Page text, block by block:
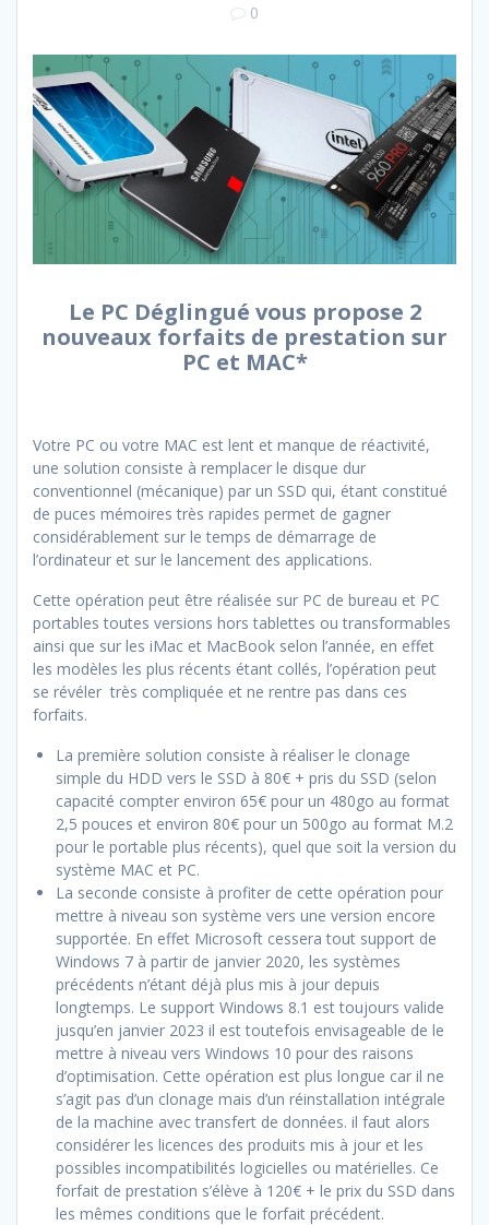
0
Le PC Déglingué vous propose 2
nouveaux forfaits de prestation sur
PC et MAC*
Votre PC ou votre MAC est lent et manque de réactivité,
une solution consiste à remplacer le disque dur
conventionnel (mécanique) par un SSD qui, étant constitué
de puces mémoires très rapides permet de gagner
considérablement sur le temps de démarrage de
l’ordinateur et sur le lancement des applications.
Cette opération peut être réalisée sur PC de bureau et PC
portables toutes versions hors tablettes ou transformables
ainsi que sur les iMac et MacBook selon l’année, en effet
les modèles les plus récents étant collés, l’opération peut
se révéler très compliquée et ne rentre pas dans ces
forfaits.
La première solution consiste à réaliser le clonage
simple du HDD vers le SSD à 80€ + pris du SSD (selon
capacité compter environ 65€ pour un 480go au format
2,5 pouces et environ 80€ pour un 500go au format M.2
pour le portable plus récents), quel que soit la version du
système MAC et PC.
La seconde consiste à profiter de cette opération pour
mettre à niveau son système vers une version encore
supportée. En effet Microsoft cessera tout support de
Windows 7 à partir de janvier 2020, les systèmes
précédents n’étant déjà plus mis à jour depuis
longtemps. Le support Windows 8.1 est toujours valide
jusqu’en janvier 2023 il est toutefois envisageable de le
mettre à niveau vers Windows 10 pour des raisons
d’optimisation. Cette opération est plus longue car il ne
s’agit pas d’un clonage mais d’un réinstallation intégrale
de la machine avec transfert de données. il faut alors
considérer les licences des produits mis à jour et les
possibles incompatibilités logicielles ou matérielles. Ce
forfait de prestation s’élève à 120€ + le prix du SSD dans
les mêmes conditions que le forfait précédent.